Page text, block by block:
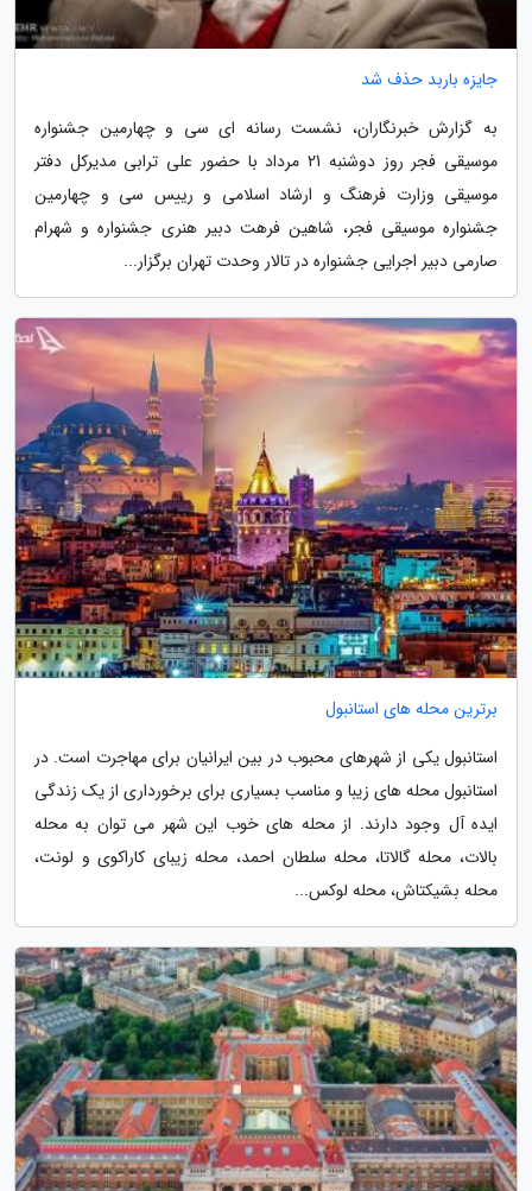
جایزه باربد حذف شد
به گزارش خبرنگاران، نشست رسانه ای سی و چهارمین جشنواره
موسیقی فجر روز دوشنبه 21 مرداد با حضور علی ترابی مدیرکل دفتر
موسیقی وزارت فرهنگ و ارشاد اسلامی و رییس سی و چهارمین
جشنواره موسیقی فجر، شاهین فرهت دبیر هنری جشنواره و شهرام
صارمی دبیر اجرایی جشنواره در تالار وحدت تهران برگزار...
برترین محله های استانبول
استانبول یکی از شهرهای محبوب در بین ایرانیان برای مهاجرت است. در
استانبول محله های زیبا و مناسب بسیاری برای برخورداری از یک زندگی
ایده آل وجود دارند. از محله های خوب این شهر می توان به محله
بالات، محله گالاتا، محله سلطان احمد، محله زیبای کاراکوی و لونت،
محله بشیکتاش، محله لوکس...